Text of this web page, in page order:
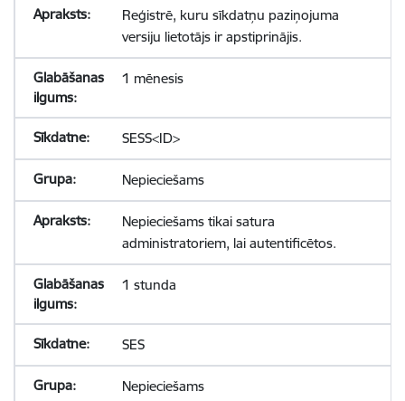
Reģistrē, kuru sīkdatņu paziņojuma
versiju lietotājs ir apstiprinājis.
1 mēnesis
SESS<ID>
Nepieciešams
Nepieciešams tikai satura
administratoriem, lai autentificētos.
1 stunda
SES
Nepieciešams